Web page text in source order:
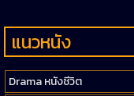
แนวหนัง
Drama หนังชีวิต